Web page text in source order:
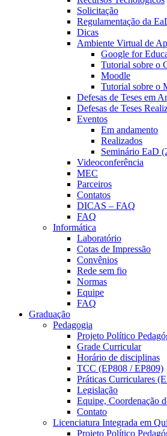
Solicitação
Regulamentação da
Dicas
Ambiente Virtual de
Google for
Tutorial sobre o
Moodle
Tutorial sobre o
Defesas de Teses em
Defesas de Teses
Eventos
Em andamento
Realizados
Seminário EaD
Videoconferência
MEC
Parceiros
Contatos
DICAS – FAQ
FAQ
Informática
Laboratório
Cotas de Impressão
Convênios
Rede sem fio
Normas
Equipe
FAQ
Graduação
Pedagogia
Projeto Político
Grade Curricular
Horário de disciplinas
TCC (EP808 / EP809)
Práticas Curriculares
Legislação
Equipe, Coordenação
Contato
Licenciatura Integrada em
Projeto Político